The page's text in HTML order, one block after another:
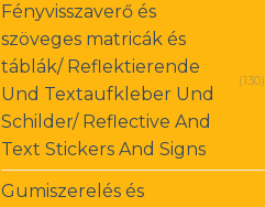
Fényvisszaverő és
szöveges matricák és
táblák/ Reflektierende
Und Textaufkleber Und
Schilder/ Reflective And
Text Stickers And Signs
(130)
Gumiszerelés és